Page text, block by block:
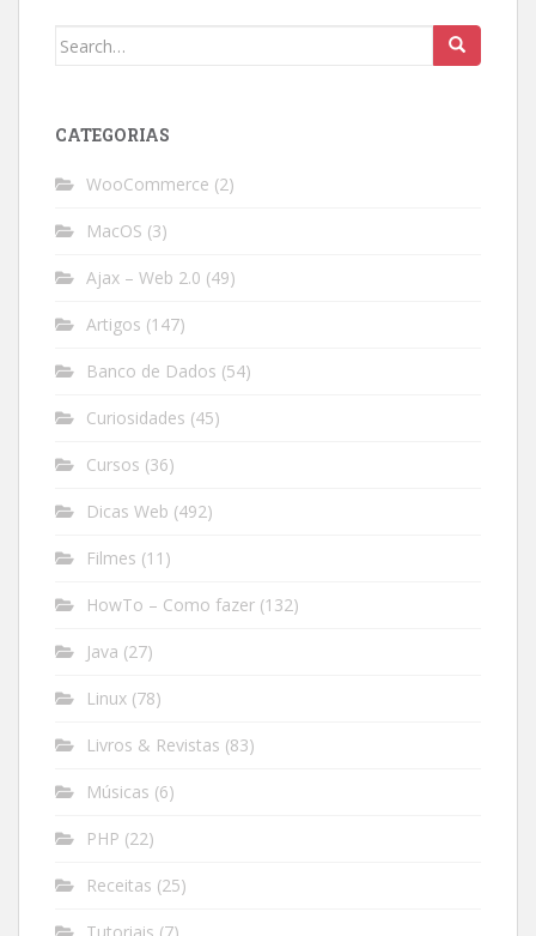
Search
CATEGORIAS
WooCommerce (2)
MacOS (3)
Ajax – Web 2.0 (49)
Artigos (147)
Banco de Dados (54)
Curiosidades (45)
Cursos (36)
Dicas Web (492)
Filmes (11)
HowTo – Como fazer (132)
Java (27)
Linux (78)
Livros & Revistas (83)
Músicas (6)
PHP (22)
Receitas (25)